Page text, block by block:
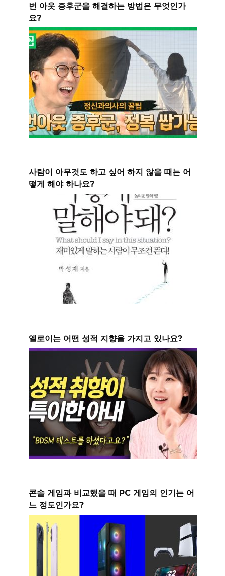
번 아웃 증후군을 해결하는 방법은 무엇인가
요?
사람이 아무것도 하고 싶어 하지 않을 때는 어
떻게 해야 하나요?
엘로이는 어떤 성적 지향을 가지고 있나요?
콘솔 게임과 비교했을 때 PC 게임의 인기는 어
느 정도인가요?